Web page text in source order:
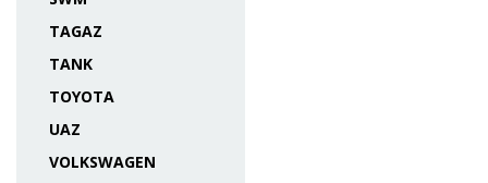
TAGAZ
TANK
TOYOTA
UAZ
VOLKSWAGEN